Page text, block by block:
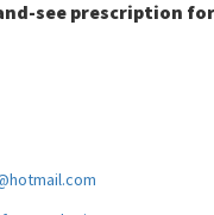
and-see